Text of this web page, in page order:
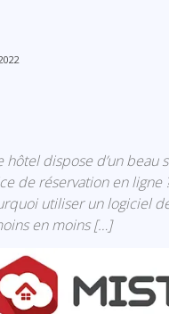
hôtel dispose d’un beau
de réservation en ligne
utiliser un logiciel
en moins […]